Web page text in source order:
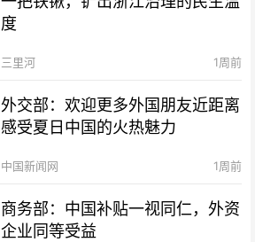
度
三里河 1周前
外交部：欢迎更多外国朋友近距离
感受夏日中国的火热魅力
中国新闻网 1周前
商务部：中国补贴一视同仁，外资
企业同等受益